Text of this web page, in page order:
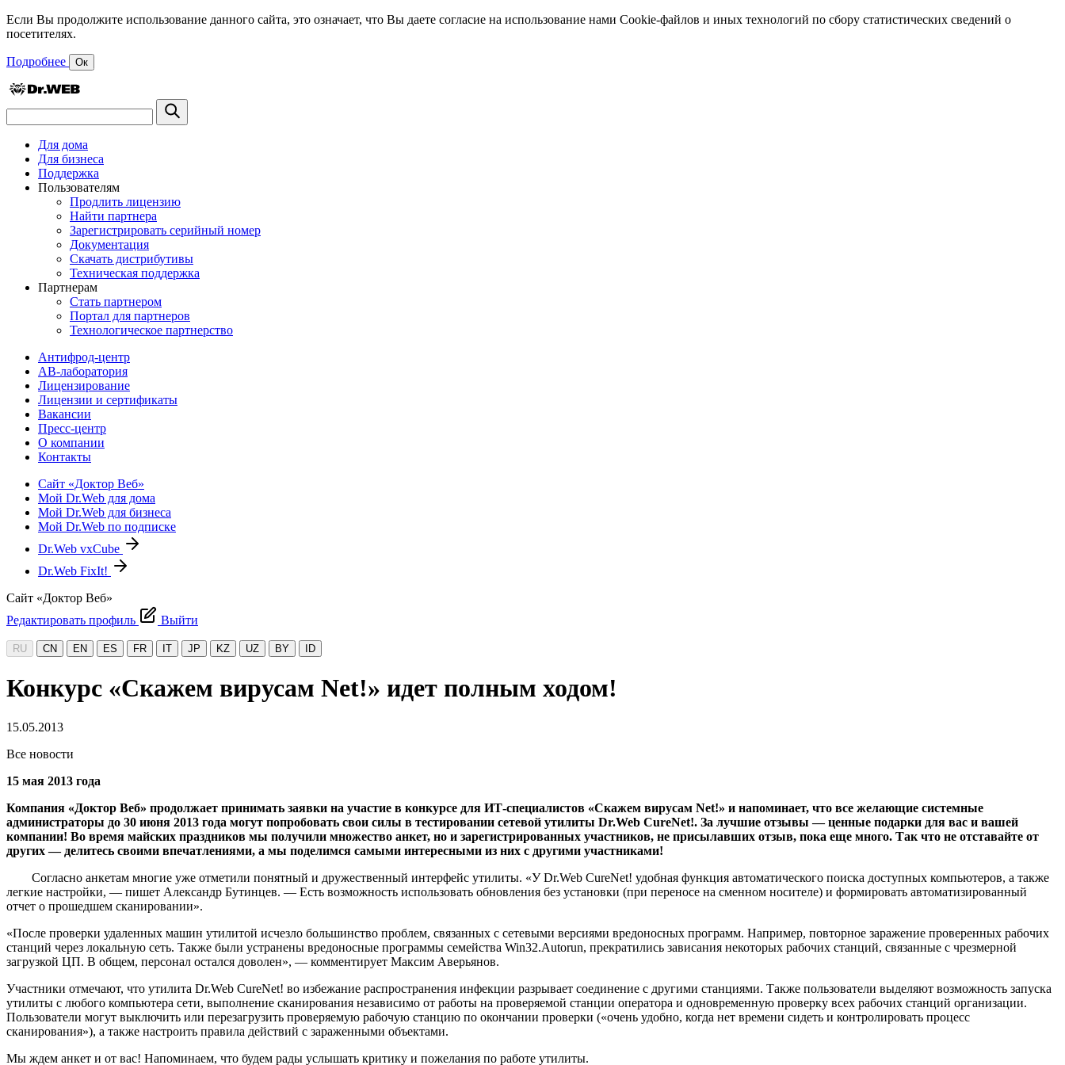
Если Вы продолжите использование данного сайта, это означает, что Вы даете согласие на использование нами Cookie-файлов и иных технологий по сбору статистических сведений о
посетителях.
Подробнее Ок
Для дома
Для бизнеса
Поддержка
Пользователям
Продлить лицензию
Найти партнера
Зарегистрировать серийный номер
Документация
Скачать дистрибутивы
Техническая поддержка
Партнерам
Стать партнером
Портал для партнеров
Технологическое партнерство
Антифрод-центр
АВ-лаборатория
Лицензирование
Лицензии и сертификаты
Вакансии
Пресс-центр
О компании
Контакты
Сайт «Доктор Веб»
Мой Dr.Web для дома
Мой Dr.Web для бизнеса
Мой Dr.Web по подписке
Dr.Web vxCube
Dr.Web FixIt!
Сайт «Доктор Веб»
Редактировать профиль
Выйти
RU CN EN ES FR IT JP KZ UZ BY ID
Конкурс «Скажем вирусам Net!» идет полным ходом!
15.05.2013
Все новости
15 мая 2013 года
Компания «Доктор Веб» продолжает принимать заявки на участие в конкурсе для ИТ-специалистов «Скажем вирусам Net!» и напоминает, что все желающие системные
администраторы до 30 июня 2013 года могут попробовать свои силы в тестировании сетевой утилиты Dr.Web CureNet!. За лучшие отзывы — ценные подарки для вас и вашей
компании! Во время майских праздников мы получили множество анкет, но и зарегистрированных участников, не присылавших отзыв, пока еще много. Так что не отставайте от
других — делитесь своими впечатлениями, а мы поделимся самыми интересными из них с другими участниками!
Согласно анкетам многие уже отметили понятный и дружественный интерфейс утилиты. «У Dr.Web CureNet! удобная функция автоматического поиска доступных компьютеров, а также
легкие настройки, — пишет Александр Бутинцев. — Есть возможность использовать обновления без установки (при переносе на сменном носителе) и формировать автоматизированный
отчет о прошедшем сканировании».
«После проверки удаленных машин утилитой исчезло большинство проблем, связанных с сетевыми версиями вредоносных программ. Например, повторное заражение проверенных рабочих
станций через локальную сеть. Также были устранены вредоносные программы семейства Win32.Autorun, прекратились зависания некоторых рабочих станций, связанные с чрезмерной
загрузкой ЦП. В общем, персонал остался доволен», — комментирует Максим Аверьянов.
Участники отмечают, что утилита Dr.Web CureNet! во избежание распространения инфекции разрывает соединение с другими станциями. Также пользователи выделяют возможность запуска
утилиты с любого компьютера сети, выполнение сканирования независимо от работы на проверяемой станции оператора и одновременную проверку всех рабочих станций организации.
Пользователи могут выключить или перезагрузить проверяемую рабочую станцию по окончании проверки («очень удобно, когда нет времени сидеть и контролировать процесс
сканирования»), а также настроить правила действий с зараженными объектами.
Мы ждем анкет и от вас! Напоминаем, что будем рады услышать критику и пожелания по работе утилиты.